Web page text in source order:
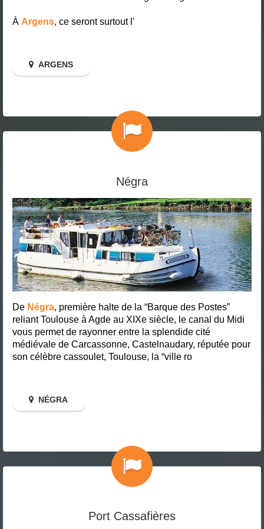
À Argens, ce seront surtout l'
ARGENS
Négra
De Négra, première halte de la “Barque des Postes”
reliant Toulouse à Agde au XIXe siècle, le canal du Midi
vous permet de rayonner entre la splendide cité
médiévale de Carcassonne, Castelnaudary, réputée pour
son célèbre cassoulet, Toulouse, la “ville ro
NÉGRA
Port Cassafières